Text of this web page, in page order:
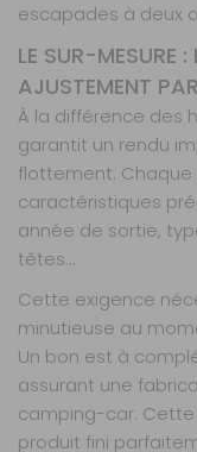
Prix :
Disponibilité :
Sur
escapades à deux
LE SUR-MESURE
AJUSTEMENT
À la différence des
garantit un rendu
flottement.
caractéristiques
année de sortie,
têtes…
Cette exigence
minutieuse au
Un bon est à
assurant une
camping-car.
produit fini